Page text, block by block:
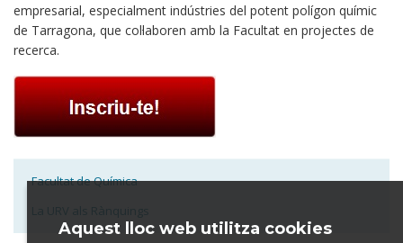
empresarial, especialment indústries del potent polígon químic
de Tarragona, que col·laboren amb la Facultat en projectes de
recerca.
Facultat de Química
Aquest lloc web utilitza cookies